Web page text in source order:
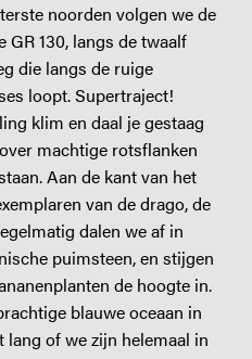
noorden volgen we de
GR 130, langs de twaalf
die langs de ruige
loopt. Supertraject!
klim en daal je gestaag
machtige rotsflanken
Aan de kant van het
van de drago, de
dalen we af in
puimsteen, en stijgen
de hoogte in.
blauwe oceaan in
of we zijn helemaal in